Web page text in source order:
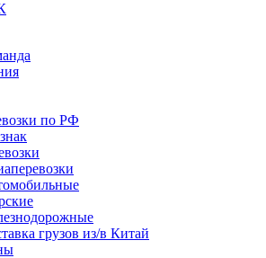
по РФ
грузов из/в Китай